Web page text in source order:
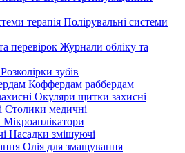
Полірувальні системи
Журнали обліку та
Розколірки зубів
Коффердам раббердам
Окуляри щитки захисні
Столики медичні
Мікроаплікатори
Насадки змішуючі
Олія для змащування